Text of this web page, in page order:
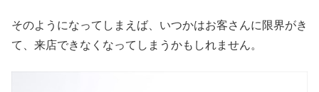
そのようになってしまえば、いつかはお客さんに限界がき
て、来店できなくなってしまうかもしれません。